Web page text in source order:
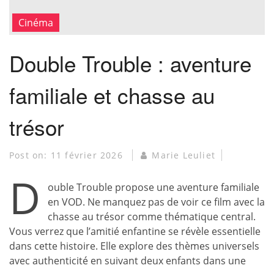
Cinéma
Double Trouble : aventure
familiale et chasse au
trésor
Post on: 11 février 2026 Marie Leuliet
D
ouble Trouble propose une aventure familiale
en VOD. Ne manquez pas de voir ce film avec la
chasse au trésor comme thématique central.
Vous verrez que l’amitié enfantine se révèle essentielle
dans cette histoire. Elle explore des thèmes universels
avec authenticité en suivant deux enfants dans une